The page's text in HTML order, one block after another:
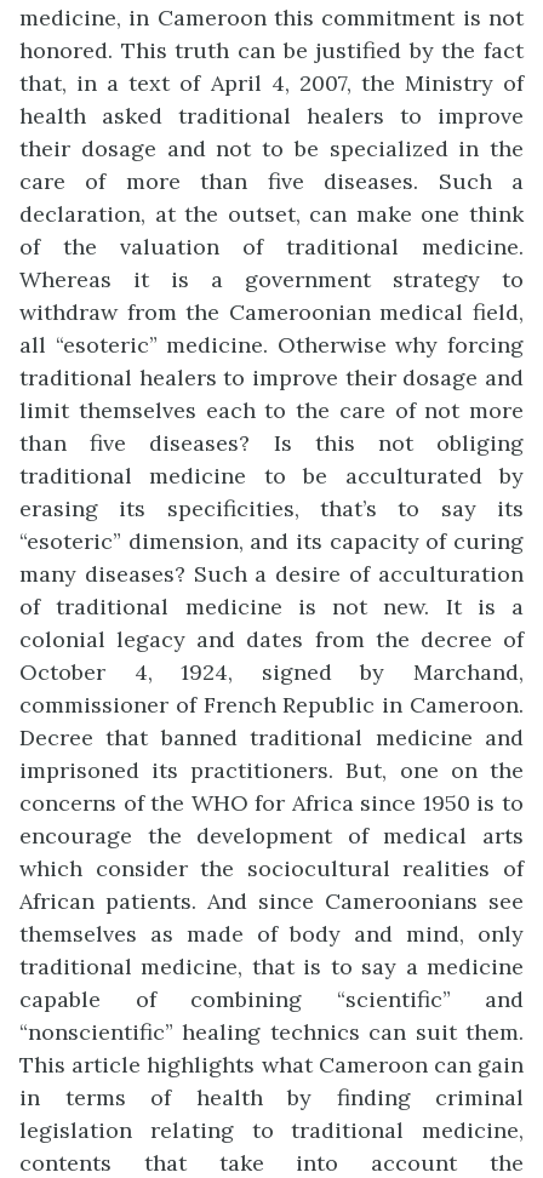
medicine, in Cameroon this commitment is not
honored. This truth can be justified by the fact
that, in a text of April 4, 2007, the Ministry of
health asked traditional healers to improve
their dosage and not to be specialized in the
care of more than five diseases. Such a
declaration, at the outset, can make one think
of the valuation of traditional medicine.
Whereas it is a government strategy to
withdraw from the Cameroonian medical field,
all “esoteric” medicine. Otherwise why forcing
traditional healers to improve their dosage and
limit themselves each to the care of not more
than five diseases? Is this not obliging
traditional medicine to be acculturated by
erasing its specificities, that’s to say its
“esoteric” dimension, and its capacity of curing
many diseases? Such a desire of acculturation
of traditional medicine is not new. It is a
colonial legacy and dates from the decree of
October 4, 1924, signed by Marchand,
commissioner of French Republic in Cameroon.
Decree that banned traditional medicine and
imprisoned its practitioners. But, one on the
concerns of the WHO for Africa since 1950 is to
encourage the development of medical arts
which consider the sociocultural realities of
African patients. And since Cameroonians see
themselves as made of body and mind, only
traditional medicine, that is to say a medicine
capable of combining “scientific” and
“nonscientific” healing technics can suit them.
This article highlights what Cameroon can gain
in terms of health by finding criminal
legislation relating to traditional medicine,
contents that take into account the